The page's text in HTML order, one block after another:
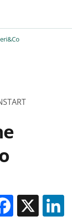
LINGUA:
X